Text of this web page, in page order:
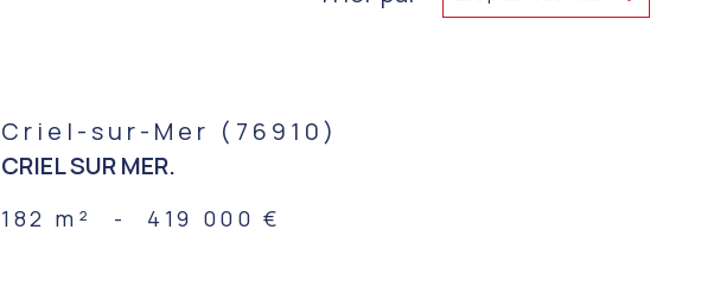
Criel-sur-Mer (76910)
CRIEL SUR MER.
182 m² - 419 000 €